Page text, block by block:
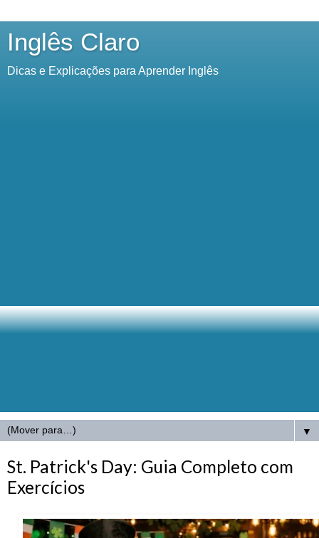
Inglês Claro
Dicas e Explicações para Aprender Inglês
▼
St. Patrick's Day: Guia Completo com
Exercícios